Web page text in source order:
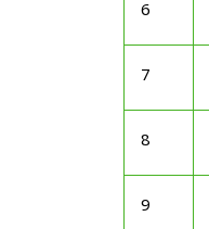
6
7
8
9